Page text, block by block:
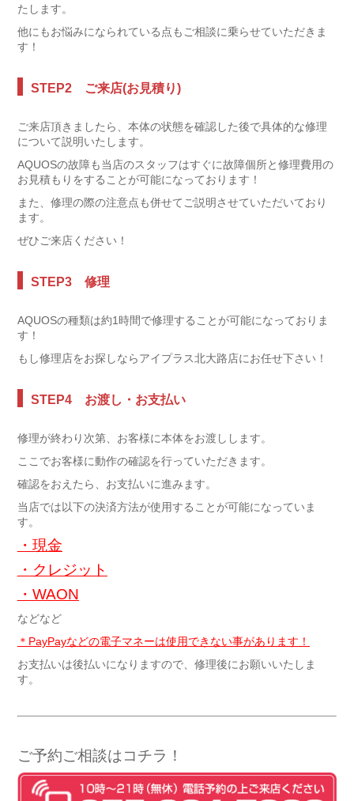
たします。
他にもお悩みになられている点もご相談に乗らせていただきま
す！
STEP2 ご来店(お見積り)
ご来店頂きましたら、本体の状態を確認した後で具体的な修理
について説明いたします。
AQUOSの故障も当店のスタッフはすぐに故障個所と修理費用の
お見積もりをすることが可能になっております！
また、修理の際の注意点も併せてご説明させていただいており
ます。
ぜひご来店ください！
STEP3 修理
AQUOSの種類は約1時間で修理することが可能になっておりま
す！
もし修理店をお探しならアイプラス北大路店にお任せ下さい！
STEP4 お渡し・お支払い
修理が終わり次第、お客様に本体をお渡しします。
ここでお客様に動作の確認を行っていただきます。
確認をおえたら、お支払いに進みます。
当店では以下の決済方法が使用することが可能になっていま
す。
・現金
・クレジット
・WAON
などなど
＊PayPayなどの電子マネーは使用できない事があります！
お支払いは後払いになりますので、修理後にお願いいたしま
す。
ご予約ご相談はコチラ！